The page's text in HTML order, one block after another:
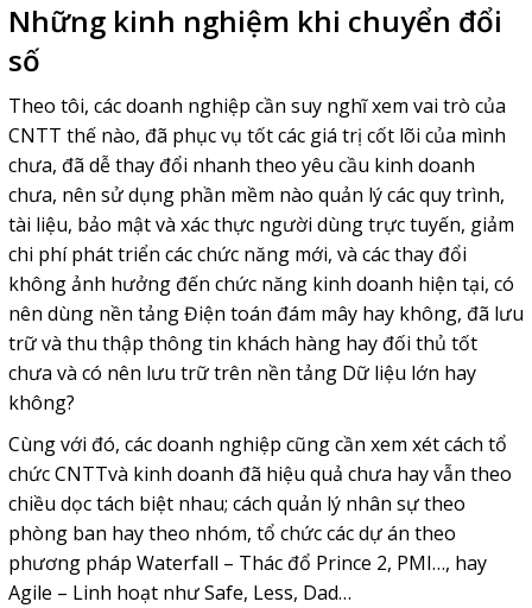
Những kinh nghiệm khi chuyển đổi
số
Theo tôi, các doanh nghiệp cần suy nghĩ xem vai trò của
CNTT thế nào, đã phục vụ tốt các giá trị cốt lõi của mình
chưa, đã dễ thay đổi nhanh theo yêu cầu kinh doanh
chưa, nên sử dụng phần mềm nào quản lý các quy trình,
tài liệu, bảo mật và xác thực người dùng trực tuyến, giảm
chi phí phát triển các chức năng mới, và các thay đổi
không ảnh hưởng đến chức năng kinh doanh hiện tại, có
nên dùng nền tảng Điện toán đám mây hay không, đã lưu
trữ và thu thập thông tin khách hàng hay đối thủ tốt
chưa và có nên lưu trữ trên nền tảng Dữ liệu lớn hay
không?
Cùng với đó, các doanh nghiệp cũng cần xem xét cách tổ
chức CNTTvà kinh doanh đã hiệu quả chưa hay vẫn theo
chiều dọc tách biệt nhau; cách quản lý nhân sự theo
phòng ban hay theo nhóm, tổ chức các dự án theo
phương pháp Waterfall – Thác đổ Prince 2, PMI…, hay
Agile – Linh hoạt như Safe, Less, Dad…